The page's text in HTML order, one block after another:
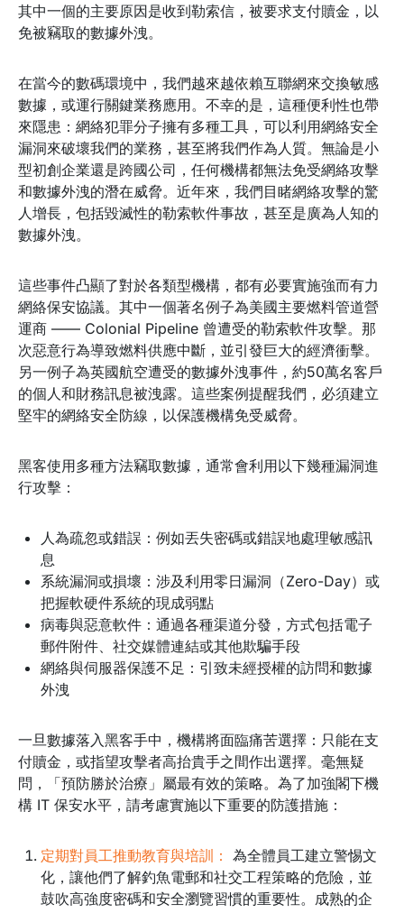
其中一個的主要原因是收到勒索信，被要求支付贖金，以
免被竊取的數據外洩。
在當今的數碼環境中，我們越來越依賴互聯網來交換敏感
數據，或運行關鍵業務應用。不幸的是，這種便利性也帶
來隱患：網絡犯罪分子擁有多種工具，可以利用網絡安全
漏洞來破壞我們的業務，甚至將我們作為人質。無論是小
型初創企業還是跨國公司，任何機構都無法免受網絡攻擊
和數據外洩的潛在威脅。近年來，我們目睹網絡攻擊的驚
人增長，包括毀滅性的勒索軟件事故，甚至是廣為人知的
數據外洩。
這些事件凸顯了對於各類型機構，都有必要實施強而有力
網絡保安協議。其中一個著名例子為美國主要燃料管道營
運商 —— Colonial Pipeline 曾遭受的勒索軟件攻擊。那
次惡意行為導致燃料供應中斷，並引發巨大的經濟衝擊。
另一例子為英國航空遭受的數據外洩事件，約50萬名客戶
的個人和財務訊息被洩露。這些案例提醒我們，必須建立
堅牢的網絡安全防線，以保護機構免受威脅。
黑客使用多種方法竊取數據，通常會利用以下幾種漏洞進
行攻擊：
人為疏忽或錯誤：例如丟失密碼或錯誤地處理敏感訊
息
系統漏洞或損壞：涉及利用零日漏洞（Zero-Day）或
把握軟硬件系統的現成弱點
病毒與惡意軟件：通過各種渠道分發，方式包括電子
郵件附件、社交媒體連結或其他欺騙手段
網絡與伺服器保護不足：引致未經授權的訪問和數據
外洩
一旦數據落入黑客手中，機構將面臨痛苦選擇：只能在支
付贖金，或指望攻擊者高抬貴手之間作出選擇。毫無疑
問，「預防勝於治療」屬最有效的策略。為了加強閣下機
構 IT 保安水平，請考慮實施以下重要的防護措施：
定期對員工推動教育與培訓： 為全體員工建立警惕文
化，讓他們了解釣魚電郵和社交工程策略的危險，並
鼓吹高強度密碼和安全瀏覽習慣的重要性。成熟的企